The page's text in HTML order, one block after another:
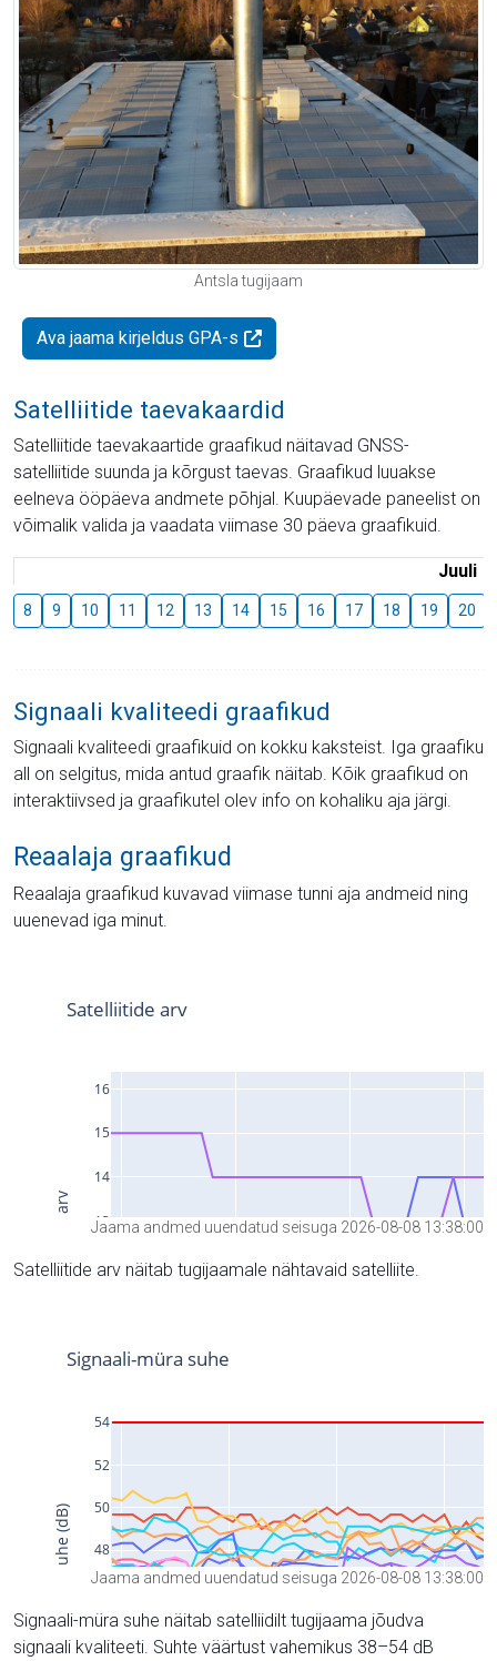
Antsla tugijaam
Ava jaama kirjeldus GPA-s
Satelliitide taevakaardid
Satelliitide taevakaartide graafikud näitavad GNSS-
satelliitide suunda ja kõrgust taevas. Graafikud luuakse
eelneva ööpäeva andmete põhjal. Kuupäevade paneelist on
võimalik valida ja vaadata viimase 30 päeva graafikuid.
Juuli
8 9 10 11 12 13 14 15 16 17 18 19 20
Signaali kvaliteedi graafikud
Signaali kvaliteedi graafikuid on kokku kaksteist. Iga graafiku
all on selgitus, mida antud graafik näitab. Kõik graafikud on
interaktiivsed ja graafikutel olev info on kohaliku aja järgi.
Reaalaja graafikud
Reaalaja graafikud kuvavad viimase tunni aja andmeid ning
uuenevad iga minut.
Jaama andmed uuendatud seisuga 2026-08-08 13:38:00
Satelliitide arv näitab tugijaamale nähtavaid satelliite.
Jaama andmed uuendatud seisuga 2026-08-08 13:38:00
Signaali-müra suhe näitab satelliidilt tugijaama jõudva
signaali kvaliteeti. Suhte väärtust vahemikus 38–54 dB